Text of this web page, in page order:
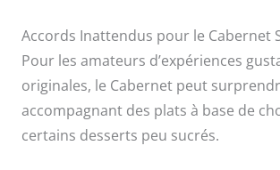
Accords Inattendus pour le Cabernet
Pour les amateurs d’expériences
originales, le Cabernet peut
accompagnant des plats à base de
certains desserts peu sucrés.